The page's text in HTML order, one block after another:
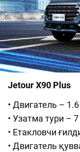
Jetour X90 Plus
• Двигатель –
• Узатма тури –
• Етакловчи
• Двигатель